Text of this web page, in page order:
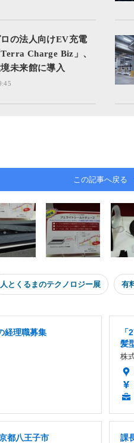
の法人向けEV充電
Charge Biz」、
未来館に導入
この記事へ戻る
人とくるまのテクノロジー展 有
経理職募集
髪
株
都八王子市
課